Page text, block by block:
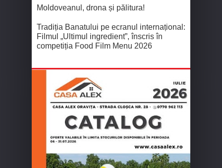
Moldoveanul, drona și pălitura!
Tradiția Banatului pe ecranul internațional:
Filmul „Ultimul ingredient”, înscris în
competiția Food Film Menu 2026